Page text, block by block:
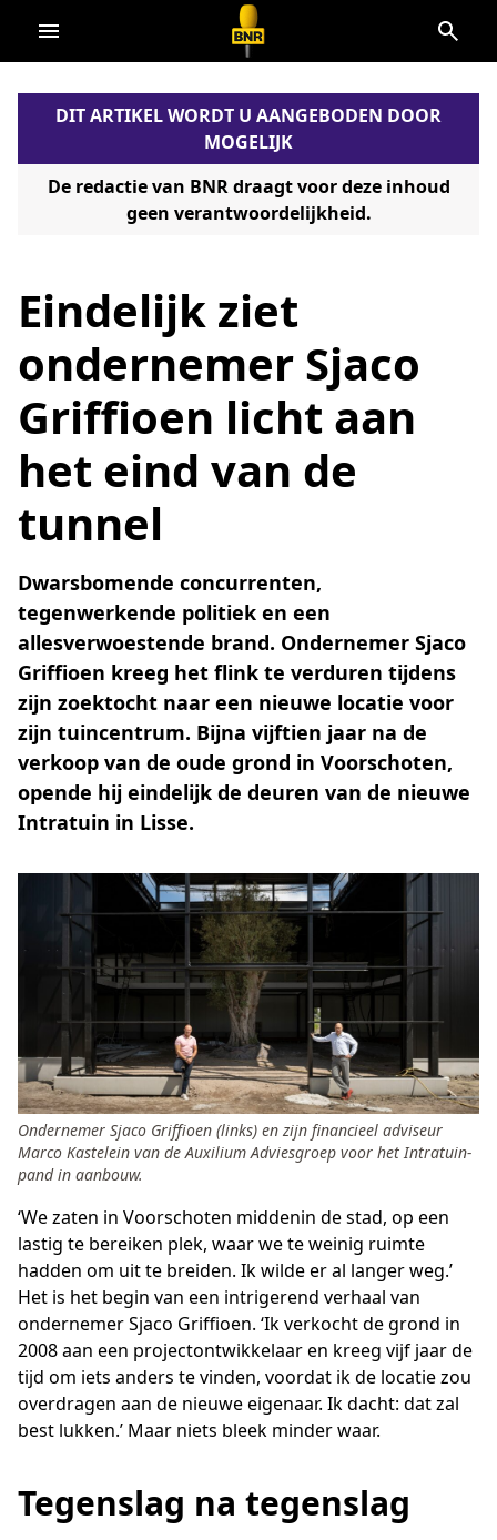
Direct
naar
deDIT ARTIKEL WORDT U AANGEBODEN DOOR
MOGELIJK
De redactie van BNR draagt voor deze inhoud
geen verantwoordelijkheid.
Eindelijk ziet
ondernemer Sjaco
Griffioen licht aan
het eind van de
tunnel
Dwarsbomende concurrenten,
tegenwerkende politiek en een
allesverwoestende brand. Ondernemer Sjaco
Griffioen kreeg het flink te verduren tijdens
zijn zoektocht naar een nieuwe locatie voor
zijn tuincentrum. Bijna vijftien jaar na de
verkoop van de oude grond in Voorschoten,
opende hij eindelijk de deuren van de nieuwe
Intratuin in Lisse.
Ondernemer Sjaco Griffioen (links) en zijn financieel adviseur
Marco Kastelein van de Auxilium Adviesgroep voor het Intratuin-
pand in aanbouw.
‘We zaten in Voorschoten middenin de stad, op een
lastig te bereiken plek, waar we te weinig ruimte
hadden om uit te breiden. Ik wilde er al langer weg.’
Het is het begin van een intrigerend verhaal van
ondernemer Sjaco Griffioen. ‘Ik verkocht de grond in
2008 aan een projectontwikkelaar en kreeg vijf jaar de
tijd om iets anders te vinden, voordat ik de locatie zou
overdragen aan de nieuwe eigenaar. Ik dacht: dat zal
best lukken.’ Maar niets bleek minder waar.
Tegenslag na tegenslag